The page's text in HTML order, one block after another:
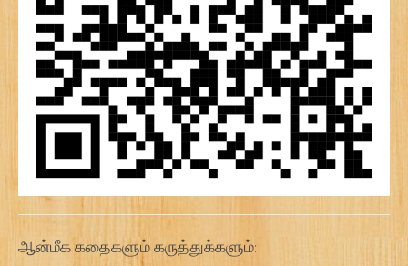
ஆன்மீக கதைகளும் கருத்துக்களும்: